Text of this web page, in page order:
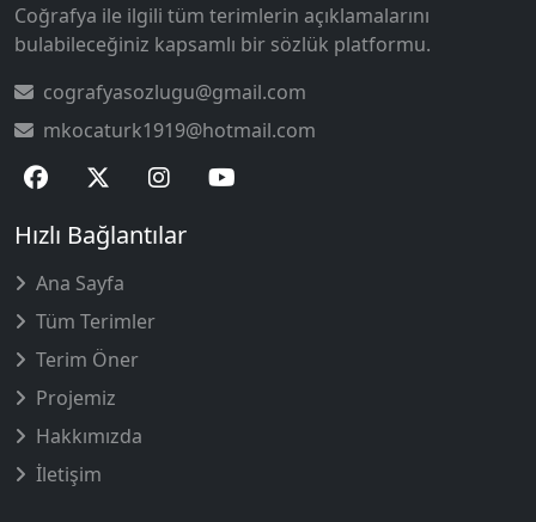
Coğrafya ile ilgili tüm terimlerin açıklamalarını
bulabileceğiniz kapsamlı bir sözlük platformu.
cografyasozlugu@gmail.com
mkocaturk1919@hotmail.com
Hızlı Bağlantılar
Ana Sayfa
Tüm Terimler
Terim Öner
Projemiz
Hakkımızda
İletişim